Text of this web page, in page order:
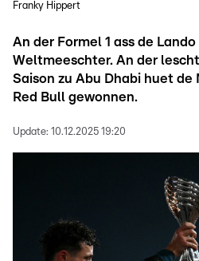
Franky Hippert
An der Formel 1 ass de
Weltmeeschter. An der
Saison zu Abu Dhabi huet de
Red Bull gewonnen.
Update: 10.12.2025 19:20